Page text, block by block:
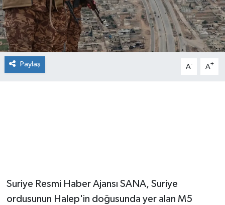
Paylaş A- A+
Suriye Resmi Haber Ajansı SANA, Suriye
ordusunun Halep'in doğusunda yer alan M5